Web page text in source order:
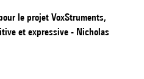
le projet VoxStruments,
et expressive - Nicholas